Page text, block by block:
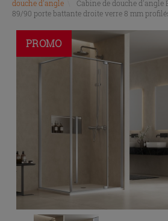
douche d'angle
Cabine de douche d'angle
89/90 porte battante droite verre 8 mm
PROMO